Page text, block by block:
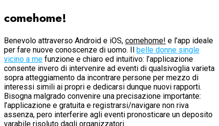
comehome!
Benevolo attraverso Android e iOS, comehome! e l’app ideale
per fare nuove conoscenze di uomo. Il belle donne single
vicino a me funzione e chiaro ed intuitivo: l’applicazione
consente invero di intervenire ad eventi di qualsivoglia varieta
sopra atteggiamento da incontrare persone per mezzo di
interessi simili ai propri e dedicarsi dunque nuovi rapporti.
Bisogna malgrado convenire una precisazione importante:
l’applicazione e gratuita e registrarsi/navigare non riva
assenza, pero interferire agli eventi pronosticare un deposito
varabile risoluto dagli organizzatori.